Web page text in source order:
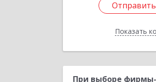
Показать
При выборе